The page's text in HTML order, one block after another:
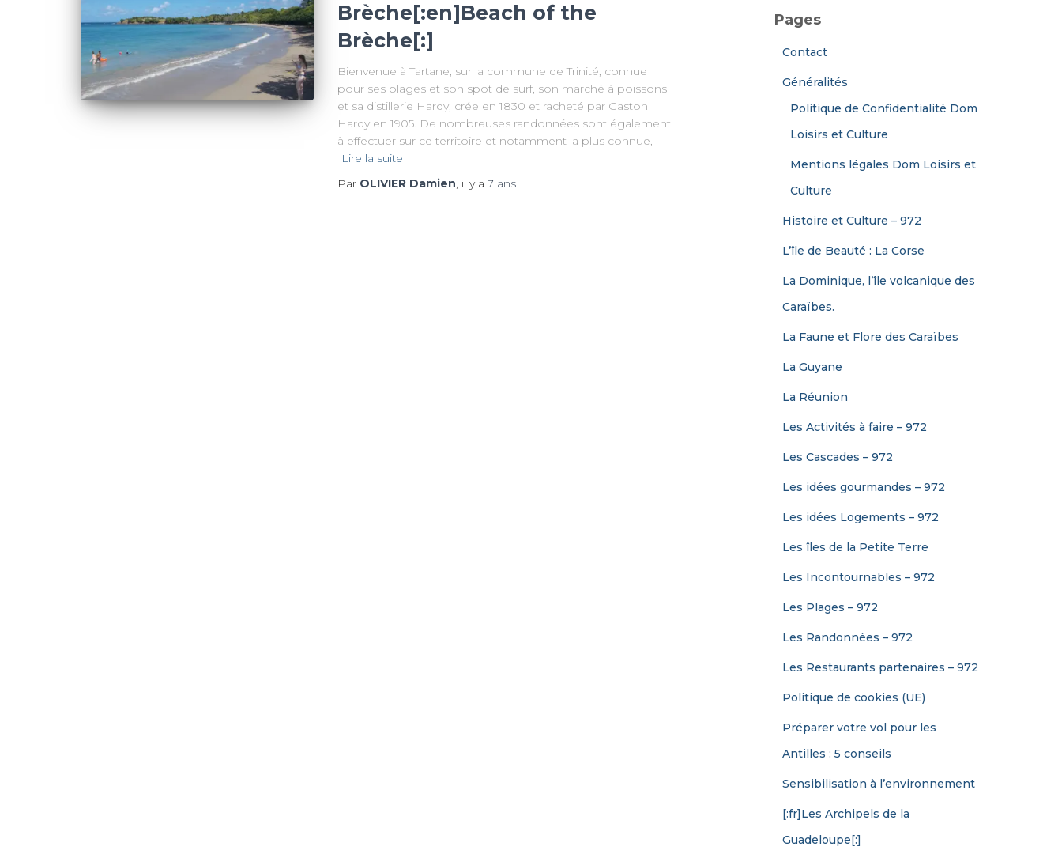
Brèche[:en]Beach of the
Brèche[:]
Bienvenue à Tartane, sur la commune de Trinité, connue
pour ses plages et son spot de surf, son marché à poissons
et sa distillerie Hardy, crée en 1830 et racheté par Gaston
Hardy en 1905. De nombreuses randonnées sont également
à effectuer sur ce territoire et notamment la plus connue,
Lire la suite
Par OLIVIER Damien, il y a 7 ans
rPages
Contact
Généralités
Politique de Confidentialité Dom
Loisirs et Culture
Mentions légales Dom Loisirs et
Culture
Histoire et Culture – 972
L’île de Beauté : La Corse
La Dominique, l’île volcanique des
Caraïbes.
La Faune et Flore des Caraïbes
La Guyane
La Réunion
Les Activités à faire – 972
Les Cascades – 972
Les idées gourmandes – 972
Les idées Logements – 972
Les îles de la Petite Terre
Les Incontournables – 972
Les Plages – 972
Les Randonnées – 972
Les Restaurants partenaires – 972
Politique de cookies (UE)
Préparer votre vol pour les
Antilles : 5 conseils
Sensibilisation à l’environnement
[:fr]Les Archipels de la
Guadeloupe[:]